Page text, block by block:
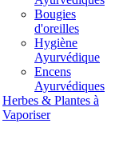
Bougies
d'oreilles
Hygiène
Ayurvédique
Encens
Ayurvédiques
Herbes & Plantes à
Vaporiser